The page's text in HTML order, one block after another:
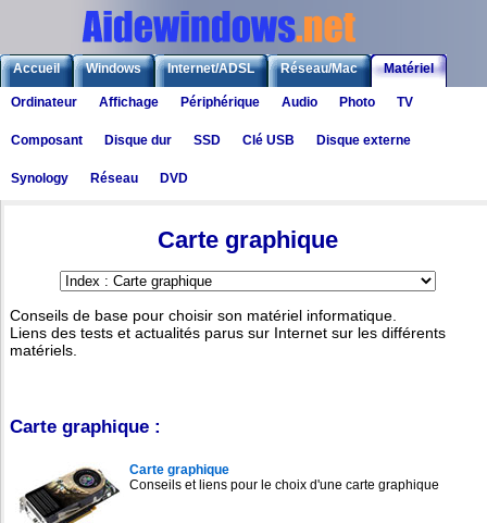
Accueil Windows Internet/ADSL Réseau/Mac Matériel
Logiciels Liens Jeux
Ordinateur Affichage Périphérique Audio Photo TV
Composant Disque dur SSD Clé USB Disque externe
Synology Réseau DVD
Carte graphique
Conseils de base pour choisir son matériel informatique.
Liens des tests et actualités parus sur Internet sur les différents
matériels.
Carte graphique :
Carte graphique
Conseils et liens pour le choix d'une carte graphique